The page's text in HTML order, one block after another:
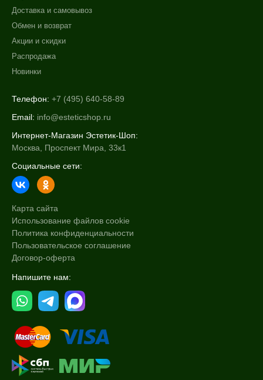
Доставка и самовывоз
Обмен и возврат
Акции и скидки
Распродажа
Новинки
Телефон: +7 (495) 640-58-89
Email: info@esteticshop.ru
Интернет-Магазин Эстетик-Шоп:
Москва, Проспект Мира, 33к1
Социальные сети:
Карта сайта
Использование файлов cookie
Политика конфиденциальности
Пользовательское соглашение
Договор-оферта
Напишите нам: